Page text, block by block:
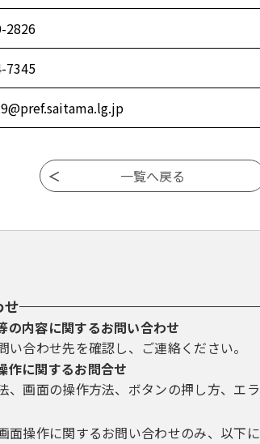
2826
7345
せ
の内容に関するお問い合わせ
い合わせ先を確認し、ご連絡ください。
作に関するお問合せ
、画面の操作方法、ボタンの押し方、エ
面操作に関するお問い合わせのみ、以下